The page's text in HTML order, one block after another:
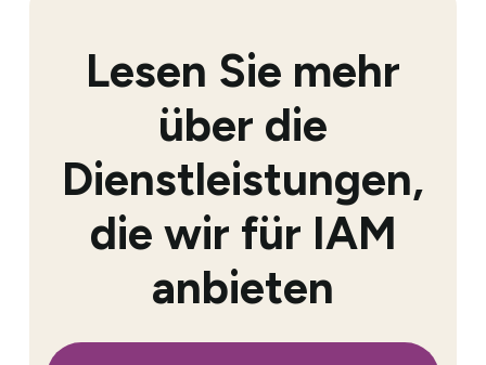
Lesen Sie mehr
über die
Dienstleistungen,
die wir für IAM
anbieten